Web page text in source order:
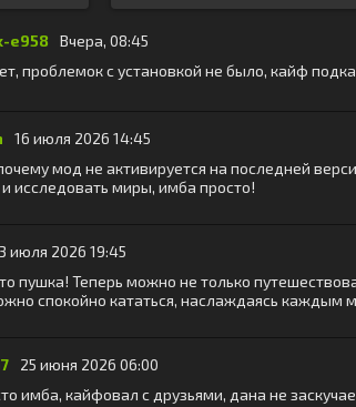
e958
Вчера, 08:45
проблемок с установкой не было, кайф
16 июля 2026 14:45
мод не активируется на последней
исследовать миры, имба просто!
июля 2026 19:45
пушка! Теперь можно не только
спокойно кататься, наслаждаясь каждым
25 июня 2026 06:00
имба, кайфовал с друзьями, дана не